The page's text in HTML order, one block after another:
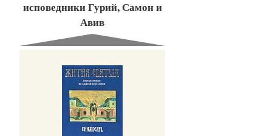
исповедники Гурий, Самон и
Авив